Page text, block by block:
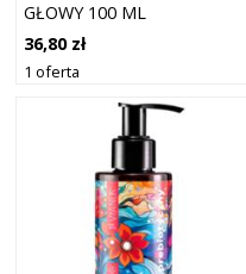
GŁOWY 100 ML
36,80 zł
1 oferta